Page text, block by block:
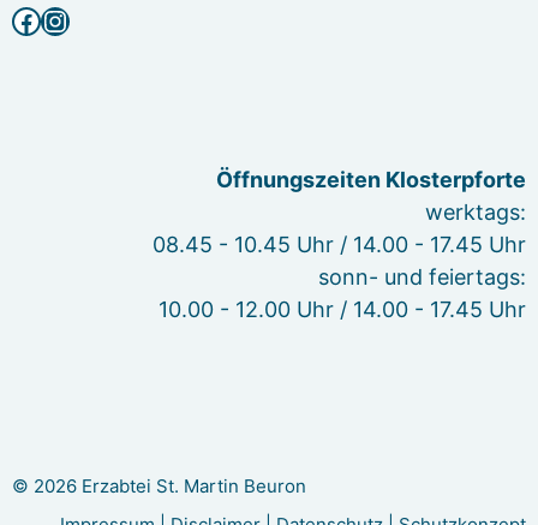
Facebook
Instagram
Öffnungszeiten Klosterpforte
werktags:
08.45 - 10.45 Uhr / 14.00 - 17.45 Uhr
sonn- und feiertags:
10.00 - 12.00 Uhr / 14.00 - 17.45 Uhr
© 2026 Erzabtei St. Martin Beuron